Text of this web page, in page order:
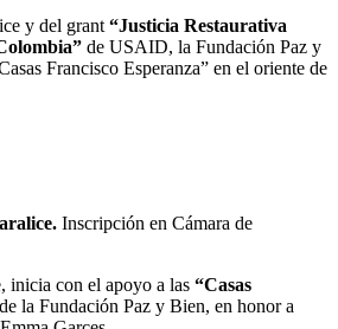
y del grant “Justicia Restaurativa
de USAID, la Fundación Paz y
Francisco Esperanza” en el oriente de
Inscripción en Cámara de
inicia con el apoyo a las “Casas
de la Fundación Paz y Bien, en honor a